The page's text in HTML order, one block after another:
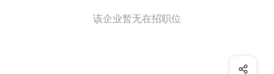
该企业暂无在招职位